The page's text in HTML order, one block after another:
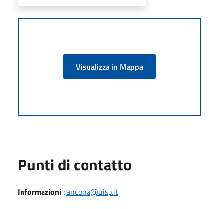
Visualizza in Mappa
Punti di contatto
Informazioni :ancona@uisp.it